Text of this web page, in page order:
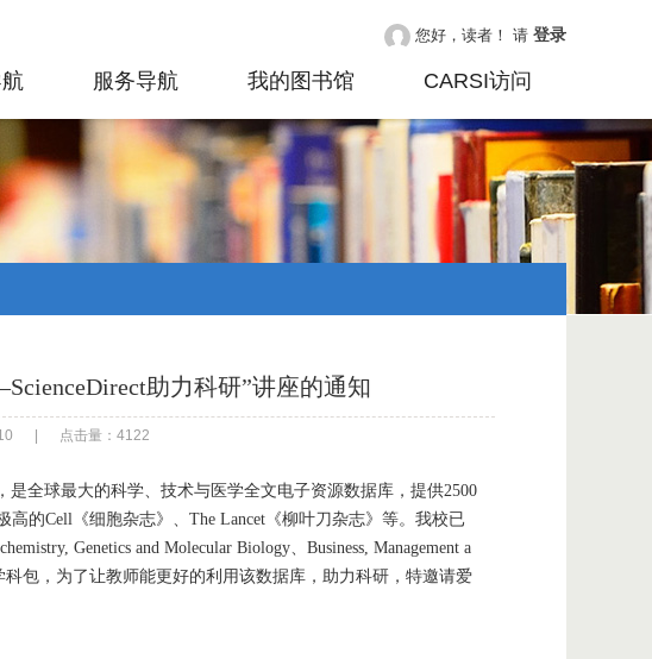
服务导航 我的图书馆 CARSI访问
您好，读者！ 请 登录
助力科研”讲座的通知
点击量：4122
全球最大的科学、技术与医学全文电子资源数据库，提供2500
的Cell《细胞杂志》、The Lancet《柳叶刀杂志》等。我校已
Genetics and Molecular Biology、Business, Management a
科包，为了让教师能更好的利用该数据库，助力科研，特邀请爱